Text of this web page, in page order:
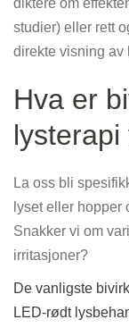
diktere om
studier) eller rett
direkte visning av
Hva er
La oss bli
lyset eller hopper
Snakker vi om
irritasjoner?
De vanligste
LED-rødt